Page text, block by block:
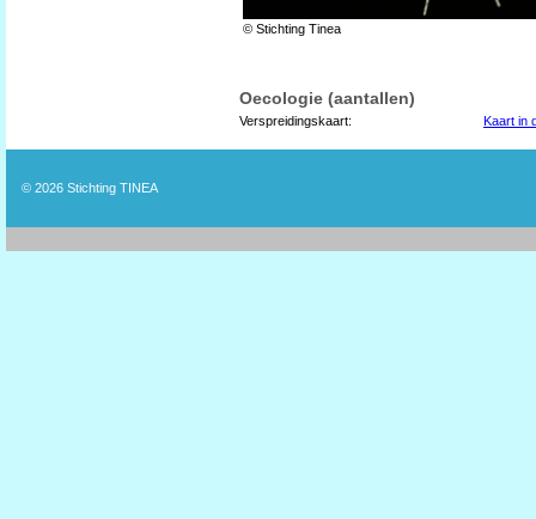
© Stichting Tinea
Oecologie (aantallen)
Verspreidingskaart: Kaart in
© 2026 Stichting TINEA